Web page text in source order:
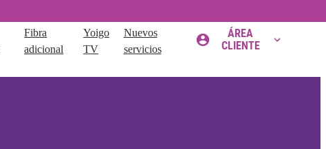
Fibra
adicional
Yoigo
TV
Nuevos
servicios
ÁREA
CLIENTE